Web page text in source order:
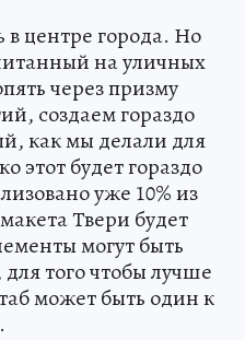
в центре города. Но
на уличных
через призму
создаем гораздо
как мы делали для
этот будет гораздо
уже 10% из
Твери будет
могут быть
того чтобы лучше
может быть один к